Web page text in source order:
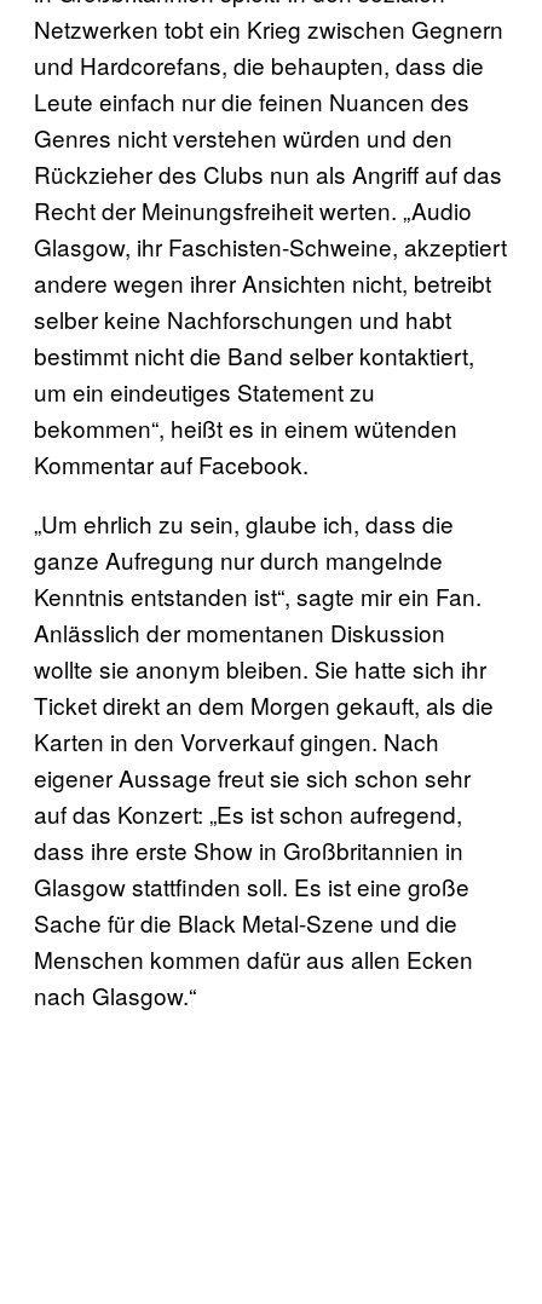
Netzwerken tobt ein Krieg zwischen Gegnern
und Hardcorefans, die behaupten, dass die
Leute einfach nur die feinen Nuancen des
Genres nicht verstehen würden und den
Rückzieher des Clubs nun als Angriff auf das
Recht der Meinungsfreiheit werten. „Audio
Glasgow, ihr Faschisten-Schweine, akzeptiert
andere wegen ihrer Ansichten nicht, betreibt
selber keine Nachforschungen und habt
bestimmt nicht die Band selber kontaktiert,
um ein eindeutiges Statement zu
bekommen“, heißt es in einem wütenden
Kommentar auf Facebook.
„Um ehrlich zu sein, glaube ich, dass die
ganze Aufregung nur durch mangelnde
Kenntnis entstanden ist“, sagte mir ein Fan.
Anlässlich der momentanen Diskussion
wollte sie anonym bleiben. Sie hatte sich ihr
Ticket direkt an dem Morgen gekauft, als die
Karten in den Vorverkauf gingen. Nach
eigener Aussage freut sie sich schon sehr
auf das Konzert: „Es ist schon aufregend,
dass ihre erste Show in Großbritannien in
Glasgow stattfinden soll. Es ist eine große
Sache für die Black Metal-Szene und die
Menschen kommen dafür aus allen Ecken
nach Glasgow.“